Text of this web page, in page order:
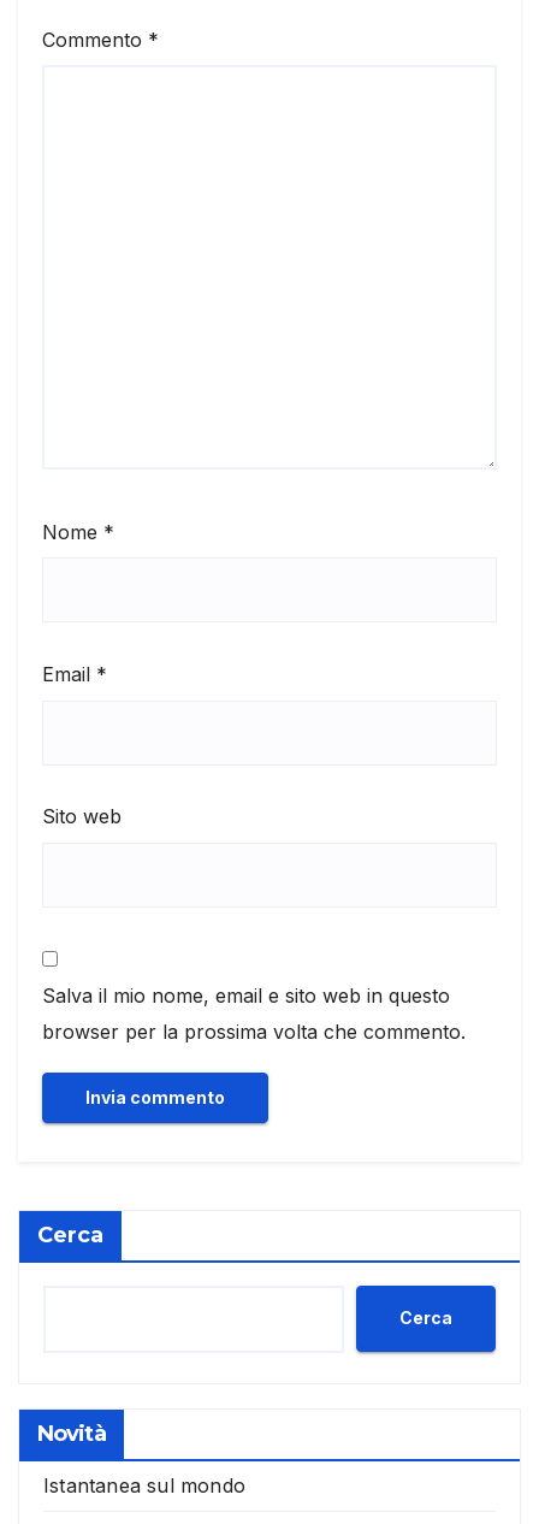
Commento *
Nome *
Email *
Sito web
Salva il mio nome, email e sito web in questo
browser per la prossima volta che commento.
Cerca
Cerca
Novità
Istantanea sul mondo